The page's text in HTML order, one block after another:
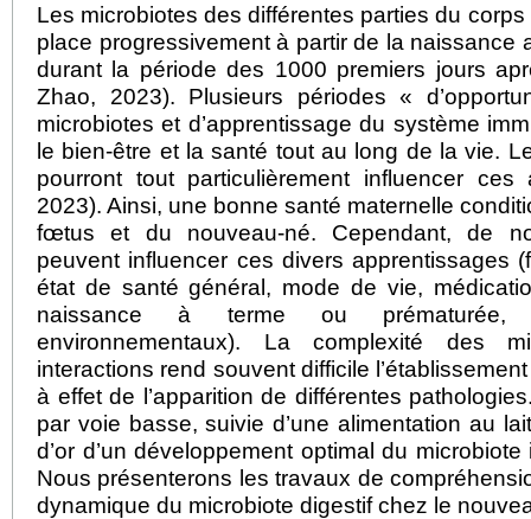
Les microbiotes des différentes parties du
place progressivement à partir de la naissance
durant la période des 1000 premiers jours
Zhao, 2023). Plusieurs périodes «
microbiotes et d’apprentissage du système
le bien-être et la santé tout au long de la vie.
pourront tout particulièrement influencer
2023). Ainsi, une bonne santé maternelle
fœtus et du nouveau-né. Cependant, de
peuvent influencer ces divers apprentissages
état de santé général, mode de vie,
naissance à terme ou prématurée,
environnementaux). La complexité des
interactions rend souvent difficile
à effet de l’apparition de différentes
par voie basse, suivie d’une alimentation au
d’or d’un développement optimal du
Nous présenterons les travaux de
dynamique du microbiote digestif chez le